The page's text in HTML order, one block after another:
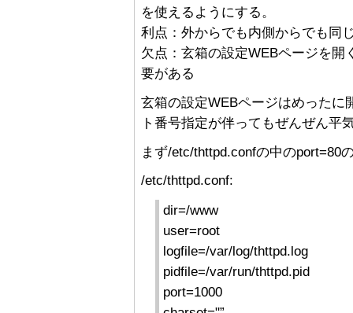
を使えるようにする。
利点：外からでも内側からでも同
欠点：玄箱の設定WEBページを
要がある
玄箱の設定WEBページはめったに
ト番号指定が伴ってもぜんぜん平
まず/etc/thttpd.confの中のport=80
/etc/thttpd.conf:
dir=/www
user=root
logfile=/var/log/thttpd.log
pidfile=/var/run/thttpd.pid
port=1000